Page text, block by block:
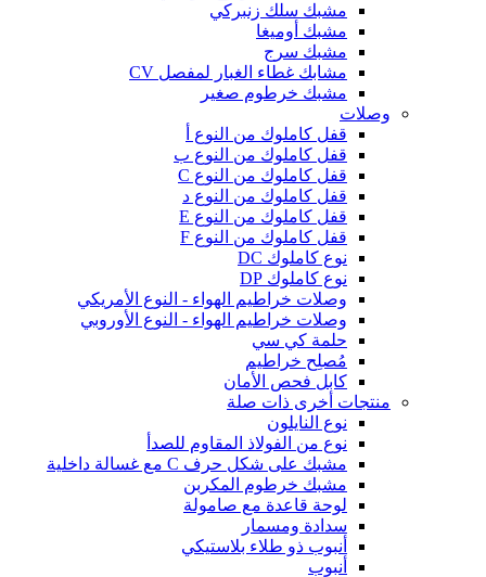
مشبك سلك زنبركي
مشبك أوميغا
مشبك سرج
مشابك غطاء الغبار لمفصل CV
مشبك خرطوم صغير
وصلات
قفل كاملوك من النوع أ
قفل كاملوك من النوع ب
قفل كاملوك من النوع C
قفل كاملوك من النوع د
قفل كاملوك من النوع E
قفل كاملوك من النوع F
نوع كاملوك DC
نوع كاملوك DP
وصلات خراطيم الهواء - النوع الأمريكي
وصلات خراطيم الهواء - النوع الأوروبي
حلمة كي سي
مُصلِح خراطيم
كابل فحص الأمان
منتجات أخرى ذات صلة
نوع النايلون
نوع من الفولاذ المقاوم للصدأ
مشبك على شكل حرف C مع غسالة داخلية
مشبك خرطوم المكربن
لوحة قاعدة مع صامولة
سدادة ومسمار
أنبوب ذو طلاء بلاستيكي
أنبوب